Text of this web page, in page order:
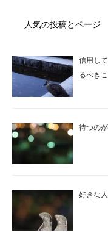
人気の投稿とページ
信用し
るべき
待つの
好きな